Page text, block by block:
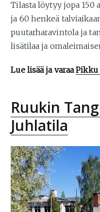
Tilasta löytyy jopa 150
ja 60 henkeä
puutarharavintola ja
lisätilaa ja
Lue lisää ja varaaPikku
Ruukin
Juhlatila